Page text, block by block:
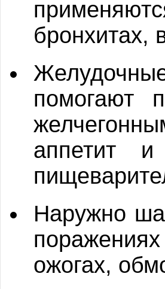
бронхитах,
помогают
аппетит и
Наружно
ожогах,